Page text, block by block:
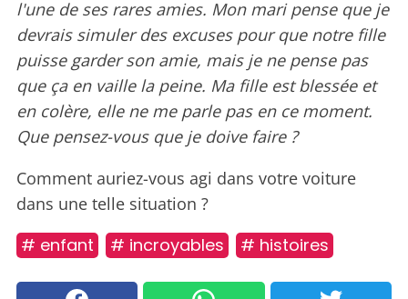
l'une de ses rares amies. Mon mari pense que je
devrais simuler des excuses pour que notre fille
puisse garder son amie, mais je ne pense pas
que ça en vaille la peine. Ma fille est blessée et
en colère, elle ne me parle pas en ce moment.
Que pensez-vous que je doive faire ?
Comment auriez-vous agi dans votre voiture
dans une telle situation ?
# enfant # incroyables # histoires